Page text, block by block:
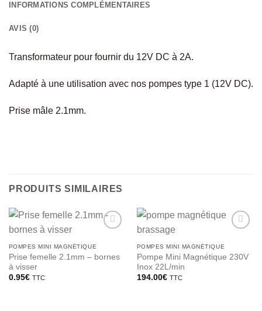
INFORMATIONS COMPLÉMENTAIRES
AVIS (0)
Transformateur pour fournir du 12V DC à 2A.
Adapté à une utilisation avec nos pompes type 1 (12V DC).
Prise mâle 2.1mm.
PRODUITS SIMILAIRES
POMPES MINI MAGNÉTIQUE
Prise femelle 2.1mm – bornes
à visser
0.95€ TTC
POMPES MINI MAGNÉTIQUE
Pompe Mini Magnétique 230V
Inox 22L/min
194.00€ TTC